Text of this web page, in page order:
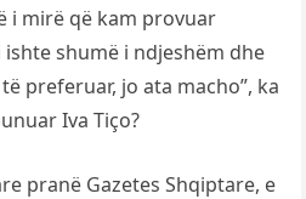
i mirë që kam provuar
shumë i ndjeshëm dhe
preferuar, jo ata macho”, ka
Iva Tiço?
pranë Gazetes Shqiptare, e